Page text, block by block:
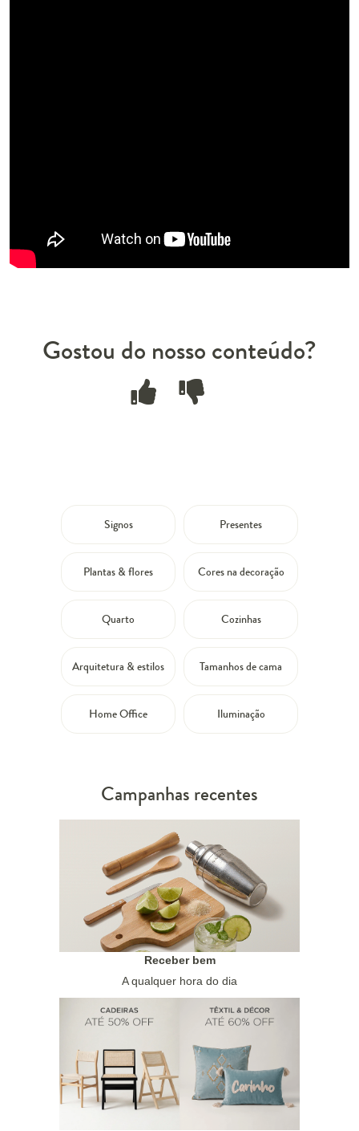
Gostou do nosso conteúdo?
Signos Presentes
Plantas & flores Cores na decoração
Quarto Cozinhas
Arquitetura & estilos Tamanhos de cama
Home Office Iluminação
Campanhas recentes
Receber bem
A qualquer hora do dia